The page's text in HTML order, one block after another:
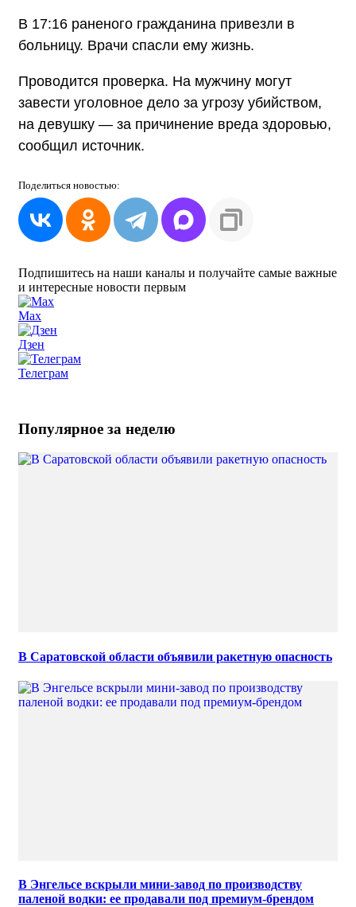
В 17:16 раненого гражданина привезли в
больницу. Врачи спасли ему жизнь.
Проводится проверка. На мужчину могут
завести уголовное дело за угрозу убийством,
на девушку — за причинение вреда здоровью,
сообщил источник.
Поделиться новостью:
Подпишитесь на наши каналы и получайте самые важные
и интересные новости первым
Max
Дзен
Телеграм
Популярное за неделю
В Саратовской области объявили ракетную опасность
В Энгельсе вскрыли мини-завод по производству
паленой водки: ее продавали под премиум-брендом